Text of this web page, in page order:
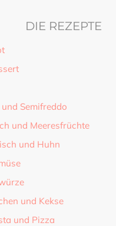
DIE REZEPTE
und Semifreddo
und Meeresfrüchte
und Huhn
und Kekse
und Pizza